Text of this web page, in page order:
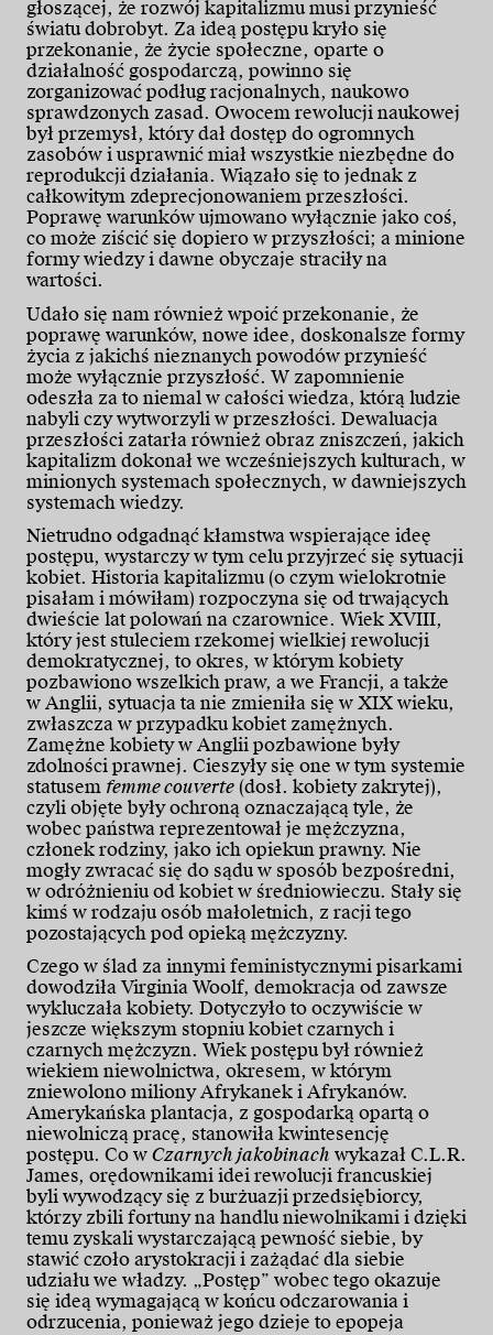
głoszącej, że rozwój kapitalizmu musi przynieść
światu dobrobyt. Za ideą postępu kryło się
przekonanie, że życie społeczne, oparte o
działalność gospodarczą, powinno się
zorganizować podług racjonalnych, naukowo
sprawdzonych zasad. Owocem rewolucji naukowej
był przemysł, który dał dostęp do ogromnych
zasobów i usprawnić miał wszystkie niezbędne do
reprodukcji działania. Wiązało się to jednak z
całkowitym zdeprecjonowaniem przeszłości.
Poprawę warunków ujmowano wyłącznie jako coś,
co może ziścić się dopiero w przyszłości; a minione
formy wiedzy i dawne obyczaje straciły na
wartości.
Udało się nam również wpoić przekonanie, że
poprawę warunków, nowe idee, doskonalsze formy
życia z jakichś nieznanych powodów przynieść
może wyłącznie przyszłość. W zapomnienie
odeszła za to niemal w całości wiedza, którą ludzie
nabyli czy wytworzyli w przeszłości. Dewaluacja
przeszłości zatarła również obraz zniszczeń, jakich
kapitalizm dokonał we wcześniejszych kulturach, w
minionych systemach społecznych, w dawniejszych
systemach wiedzy.
Nietrudno odgadnąć kłamstwa wspierające ideę
postępu, wystarczy w tym celu przyjrzeć się sytuacji
kobiet. Historia kapitalizmu (o czym wielokrotnie
pisałam i mówiłam) rozpoczyna się od trwających
dwieście lat polowań na czarownice. Wiek XVIII,
który jest stuleciem rzekomej wielkiej rewolucji
demokratycznej, to okres, w którym kobiety
pozbawiono wszelkich praw, a we Francji, a także
w Anglii, sytuacja ta nie zmieniła się w XIX wieku,
zwłaszcza w przypadku kobiet zamężnych.
Zamężne kobiety w Anglii pozbawione były
zdolności prawnej. Cieszyły się one w tym systemie
statusem femme couverte (dosł. kobiety zakrytej),
czyli objęte były ochroną oznaczającą tyle, że
wobec państwa reprezentował je mężczyzna,
członek rodziny, jako ich opiekun prawny. Nie
mogły zwracać się do sądu w sposób bezpośredni,
w odróżnieniu od kobiet w średniowieczu. Stały się
kimś w rodzaju osób małoletnich, z racji tego
pozostających pod opieką mężczyzny.
Czego w ślad za innymi feministycznymi pisarkami
dowodziła Virginia Woolf, demokracja od zawsze
wykluczała kobiety. Dotyczyło to oczywiście w
jeszcze większym stopniu kobiet czarnych i
czarnych mężczyzn. Wiek postępu był również
wiekiem niewolnictwa, okresem, w którym
zniewolono miliony Afrykanek i Afrykanów.
Amerykańska plantacja, z gospodarką opartą o
niewolniczą pracę, stanowiła kwintesencję
postępu. Co wCzarnych jakobinach wykazał C.L.R.
James, orędownikami idei rewolucji francuskiej
byli wywodzący się z burżuazji przedsiębiorcy,
którzy zbili fortuny na handlu niewolnikami i dzięki
temu zyskali wystarczającą pewność siebie, by
stawić czoło arystokracji i zażądać dla siebie
udziału we władzy. „Postęp” wobec tego okazuje
się ideą wymagającą w końcu odczarowania i
odrzucenia, ponieważ jego dzieje to epopeja